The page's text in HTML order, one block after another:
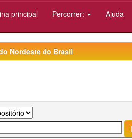
principal Percorrer: Ajuda
Nordeste do Brasil